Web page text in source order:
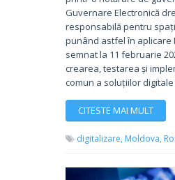
Guvernare Electronică
responsabilă pentru
punând astfel în aplicare
semnat la 11 februarie
crearea, testarea și
comun a soluțiilor
CITESTE MAI MULT
digitalizare, Moldova,